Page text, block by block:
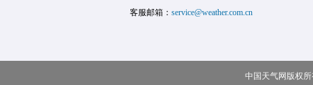
客服邮箱： service@weather.com.cn
中国天气网版权